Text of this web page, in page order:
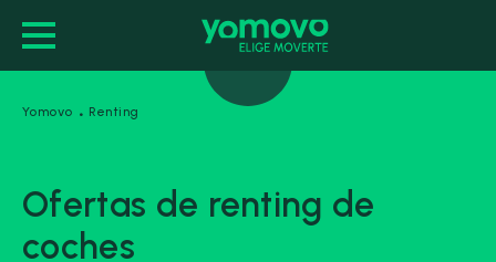
Yomovo · Renting
Ofertas de renting de
coches
24 meses 36 meses 48 meses